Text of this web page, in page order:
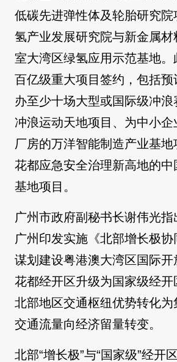
低碳先进弹性体及轮胎研究
氢产业发展研究院与新金属
室大湾区绿氢应用示范基地
百亿级重大项目签约，包括
办至少十场大型或国际级冲
冲浪运动天地项目、为中小企
厂房的万洋智能制造产业基
花都应急安全治理新高地的
基地项目。
广州市政府副秘书长谢伟光指
广州印发实施《北部增长极协
谋划建设粤港澳大湾区国际开
花都经开区升级为国家级经
北部地区交通枢纽优势转化为
交通流量向经济留量转变。
北部“增长极”与“国家级”经开